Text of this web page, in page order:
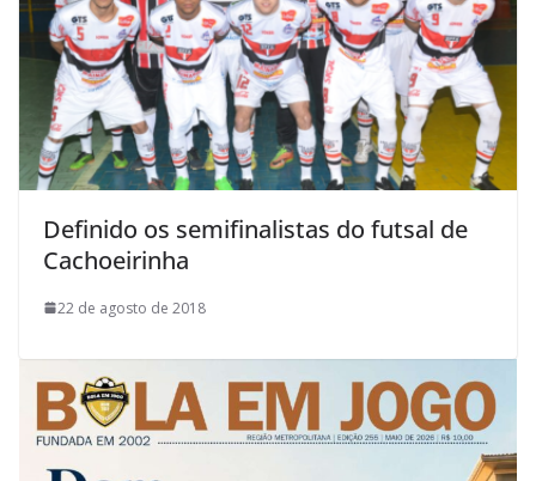
Definido os semifinalistas do futsal de
Cachoeirinha
22 de agosto de 2018